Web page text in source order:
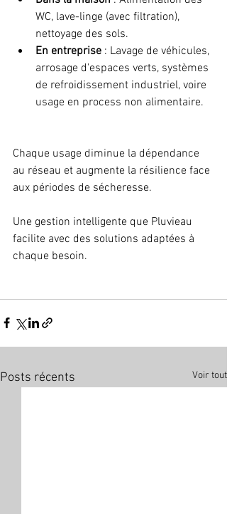
WC, lave-linge (avec filtration),
nettoyage des sols.
En entreprise : Lavage de véhicules,
arrosage d'espaces verts, systèmes
de refroidissement industriel, voire
usage en process non alimentaire.
Chaque usage diminue la dépendance
au réseau et augmente la résilience face
aux périodes de sécheresse.
Une gestion intelligente que Pluvieau
facilite avec des solutions adaptées à
chaque besoin.
Posts récents Voir tout